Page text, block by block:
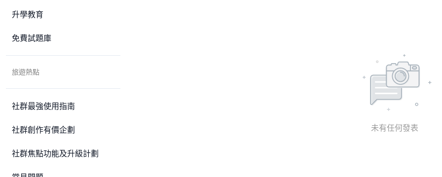
升學教育
免費試題庫
旅遊熱點
社群最強使用指南
社群創作有價企劃
社群焦點功能及升級計劃
未有任何發表